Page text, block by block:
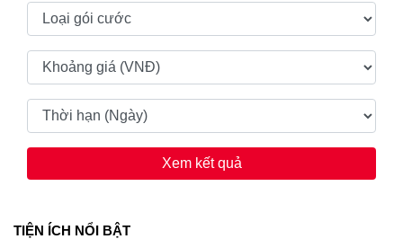
Xem kết quả
TIỆN ÍCH NỔI BẬT